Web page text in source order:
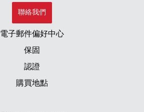
聯絡我們
電子郵件偏好中心
保固
認證
購買地點